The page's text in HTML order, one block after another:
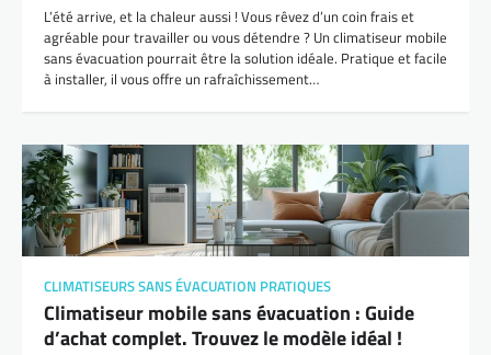
L’été arrive, et la chaleur aussi ! Vous rêvez d’un coin frais et
agréable pour travailler ou vous détendre ? Un climatiseur mobile
sans évacuation pourrait être la solution idéale. Pratique et facile
à installer, il vous offre un rafraîchissement…
CLIMATISEURS SANS ÉVACUATION PRATIQUES
Climatiseur mobile sans évacuation : Guide
d’achat complet. Trouvez le modèle idéal !